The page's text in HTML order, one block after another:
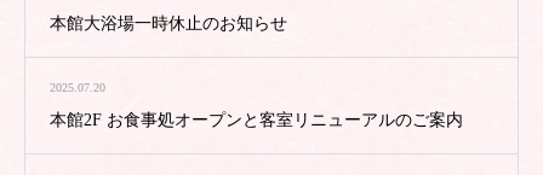
本館大浴場一時休止のお知らせ
2025.07.20
本館2F お食事処オープンと客室リニューアルのご案内